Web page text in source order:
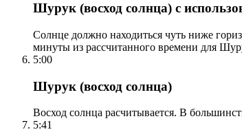
Шурук (восход солнца) с
Солнце должно находиться чуть ниже
минуты из рассчитанного времени для
5:00
Шурук (восход солнца)
Восход солнца расчитывается. В
5:41